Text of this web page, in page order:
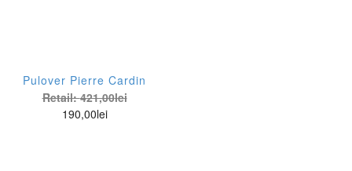
Pulover Pierre Cardin
Retail:421,00lei
190,00lei